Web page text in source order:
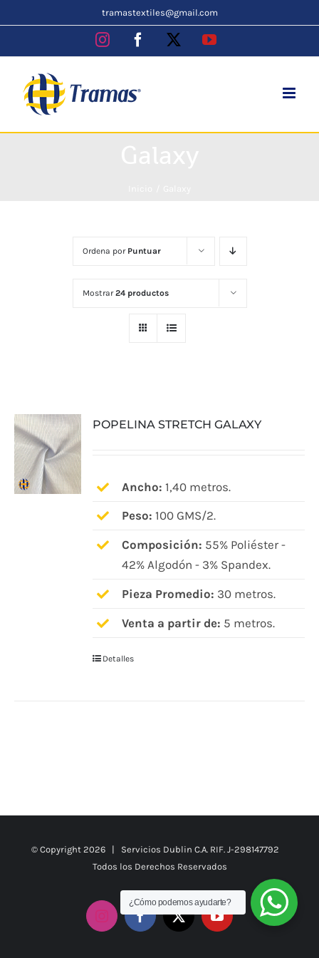
to
tramastextiles@gmail.com
InstagramFacebook YouTube
Ordena por Puntuar
Mostrar24 productos
POPELINA STRETCH GALAXY
Ancho: 1,40 metros.
Peso: 100 GMS/2.
Composición: 55% Poliéster -
42% Algodón - 3% Spandex.
Pieza Promedio: 30 metros.
Venta a partir de: 5 metros.
Detalles
© Copyright 2026 | Servicios Dublin C.A. RIF. J-298147792
Todos los Derechos Reservados
InstagramFacebook
X YouTube
¿Cómo podemos ayudarte?